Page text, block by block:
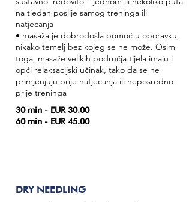
na tjedan poslije samog treninga ili
natjecanja
• masaža je dobrodošla pomoć u oporavku,
nikako temelj bez kojeg se ne može. Osim
toga, masaže velikih područja tijela imaju i
opći relaksacijski učinak, tako da se ne
primjenjuju prije natjecanja ili neposredno
prije treninga
30 min - EUR 30.00
60 min - EUR 45.00
DRY NEEDLING